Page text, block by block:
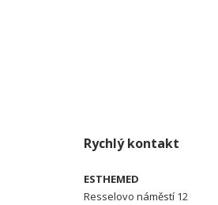
Rychlý kontakt
ESTHEMED
Resselovo náměstí 12